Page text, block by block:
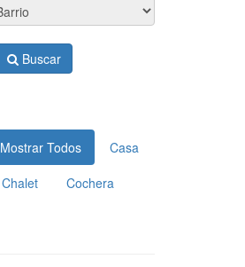
Buscar
Mostrar Todos
Casa
Chalet
Cochera